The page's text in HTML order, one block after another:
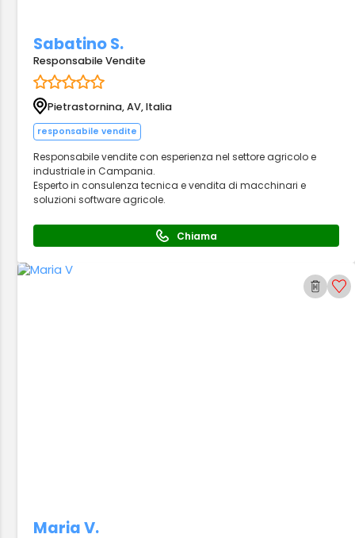
Sabatino S.
Responsabile Vendite
Pietrastornina, AV, Italia
responsabile vendite
Responsabile vendite con esperienza nel settore agricolo e
industriale in Campania.
Esperto in consulenza tecnica e vendita di macchinari e
soluzioni software agricole.
Chiama
Maria V.